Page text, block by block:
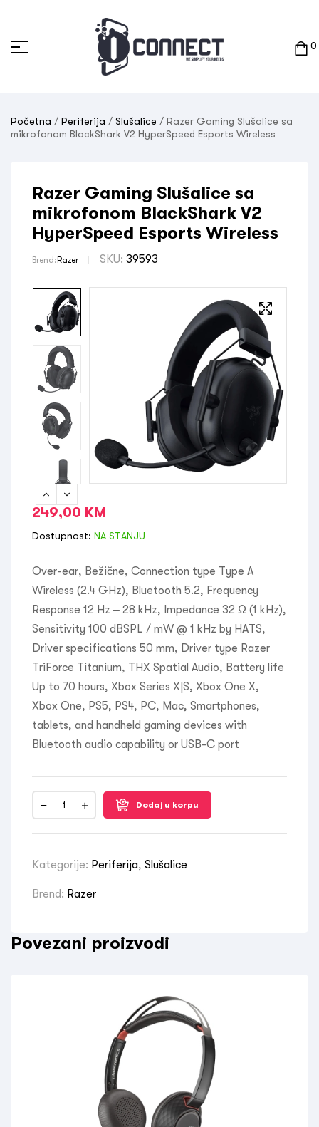
0
Početna / Periferija / Slušalice / Razer Gaming Slušalice sa
mikrofonom BlackShark V2 HyperSpeed Esports Wireless
Razer Gaming Slušalice sa
mikrofonom BlackShark V2
HyperSpeed Esports Wireless
Brend: Razer SKU: 39593
249,00 KM
Dostupnost: NA STANJU
Over-ear, Bežične, Connection type Type A
Wireless (2.4 GHz), Bluetooth 5.2, Frequency
Response 12 Hz – 28 kHz, Impedance 32 Ω (1 kHz),
Sensitivity 100 dBSPL / mW @ 1 kHz by HATS,
Driver specifications 50 mm, Driver type Razer
TriForce Titanium, THX Spatial Audio, Battery life
Up to 70 hours, Xbox Series X|S, Xbox One X,
Xbox One, PS5, PS4, PC, Mac, Smartphones,
tablets, and handheld gaming devices with
Bluetooth audio capability or USB-C port
Dodaj u korpu
Kategorije: Periferija, Slušalice
Brend: Razer
Povezani proizvodi